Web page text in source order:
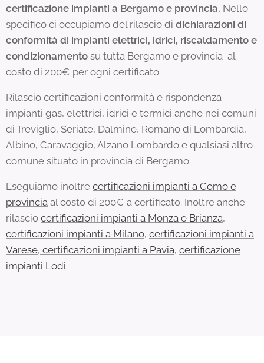
certificazione impianti a Bergamo e provincia. Nello
specifico ci occupiamo del rilascio di dichiarazioni di
conformità di impianti elettrici, idrici, riscaldamento e
condizionamento su tutta Bergamo e provincia al
costo di 200€ per ogni certificato.
Rilascio certificazioni conformità e rispondenza
impianti gas, elettrici, idrici e termici anche nei comuni
di Treviglio, Seriate, Dalmine, Romano di Lombardia,
Albino, Caravaggio, Alzano Lombardo e qualsiasi altro
comune situato in provincia di Bergamo.
Eseguiamo inoltre certificazioni impianti a Como e
provincia al costo di 200€ a certificato. Inoltre anche
rilascio certificazioni impianti a Monza e Brianza,
certificazioni impianti a Milano, certificazioni impianti a
Varese, certificazioni impianti a Pavia, certificazione
impianti Lodi